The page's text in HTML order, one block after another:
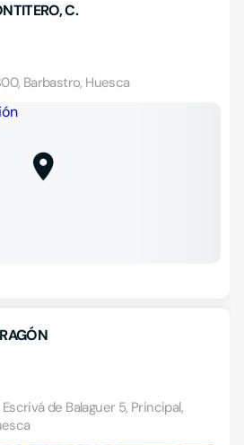
C.
Barbastro, Huesca
de Balaguer 5, Principal,